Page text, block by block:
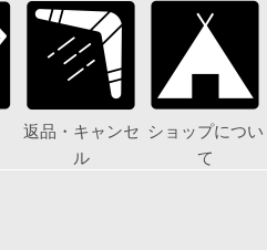
返品・キャンセ
ル
ショップについ
て